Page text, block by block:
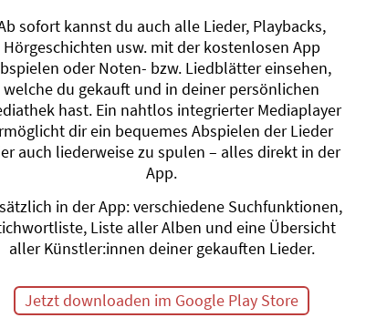
Egal, ob ihr mit dem Auto,
verreist: „Das bruuch i no!“
(Von führenden Reisefüdlis
16 Lieder, Dauer 40 min,
sofort kannst du auch alle Lieder, Playbacks,
Hörgeschichten usw. mit der kostenlosen App
oder Noten- bzw. Liedblätter einsehen,
welche du gekauft und in deiner persönlichen
hast. Ein nahtlos integrierter Mediaplayer
dir ein bequemes Abspielen der Lieder
auch liederweise zu spulen – alles direkt in der
App.
in der App: verschiedene Suchfunktionen,
Liste aller Alben und eine Übersicht
aller Künstler:innen deiner gekauften Lieder.
Jetzt downloaden im Google Play Store